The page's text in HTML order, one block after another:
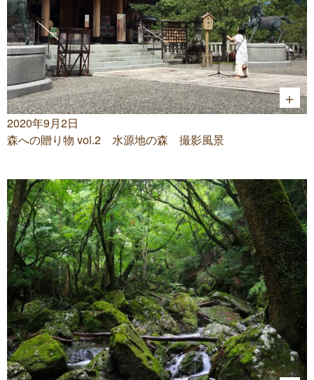
2020年9月2日
森への贈り物 vol.2 水源地の森 撮影風景